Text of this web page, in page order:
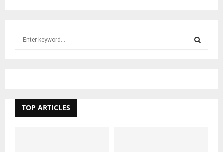
f
r
TOP ARTICLES